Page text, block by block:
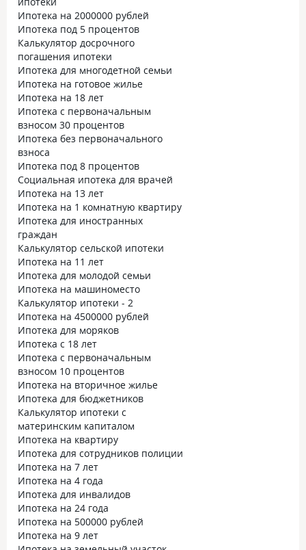
Ипотека на 2000000 рублей
Ипотека под 5 процентов
Калькулятор досрочного
погашения ипотеки
Ипотека для многодетной семьи
Ипотека на готовое жилье
Ипотека на 18 лет
Ипотека с первоначальным
взносом 30 процентов
Ипотека без первоначального
взноса
Ипотека под 8 процентов
Социальная ипотека для врачей
Ипотека на 13 лет
Ипотека на 1 комнатную квартиру
Ипотека для иностранных
граждан
Калькулятор сельской ипотеки
Ипотека на 11 лет
Ипотека для молодой семьи
Ипотека на машиноместо
Калькулятор ипотеки - 2
Ипотека на 4500000 рублей
Ипотека для моряков
Ипотека с 18 лет
Ипотека с первоначальным
взносом 10 процентов
Ипотека на вторичное жилье
Ипотека для бюджетников
Калькулятор ипотеки с
материнским капиталом
Ипотека на квартиру
Ипотека для сотрудников полиции
Ипотека на 7 лет
Ипотека на 4 года
Ипотека для инвалидов
Ипотека на 24 года
Ипотека на 500000 рублей
Ипотека на 9 лет